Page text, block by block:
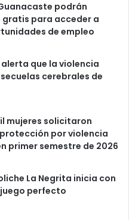
podrán
para acceder a
de empleo
que la violencia
cerebrales de
mujeres solicitaron
por violencia
primer semestre de 2026
La Negrita inicia con
perfecto